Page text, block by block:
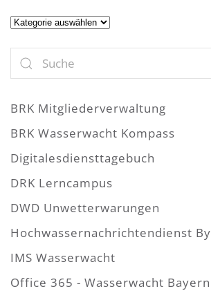
Artikel
BRK Mitgliederverwaltung
BRK Wasserwacht Kompass
Digitalesdiensttagebuch
DRK Lerncampus
DWD Unwetterwarungen
Hochwassernachrichtendienst By
IMS Wasserwacht
Office 365 - Wasserwacht Bayern